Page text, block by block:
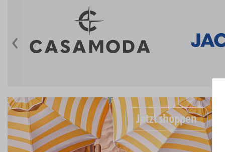
‹
Jetzt shoppen